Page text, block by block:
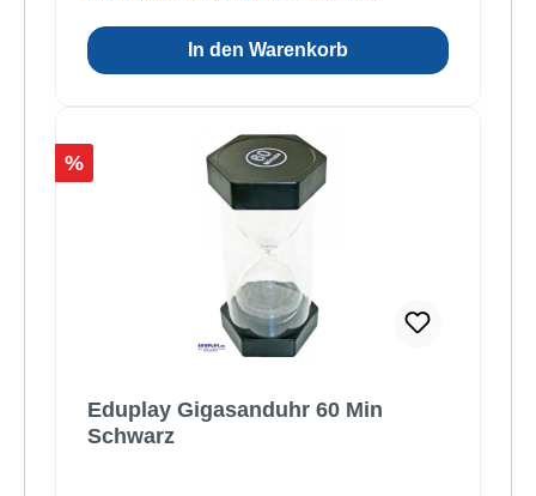
In den Warenkorb
Rabatt
%
Eduplay Gigasanduhr 60 Min
Schwarz